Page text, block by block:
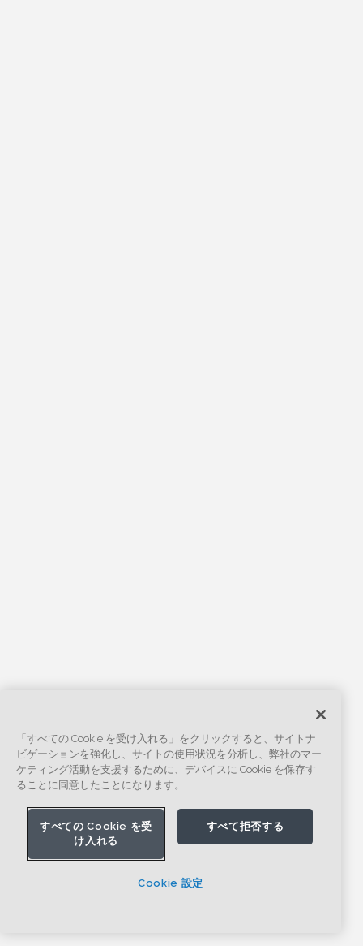
「すべての Cookie を受け入れる」をクリックすると、サイトナ
ビゲーションを強化し、サイトの使用状況を分析し、弊社のマー
ケティング活動を支援するために、デバイスに Cookie を保存す
ることに同意したことになります。
すべての Cookie を受
け入れる
すべて拒否する
Cookie 設定